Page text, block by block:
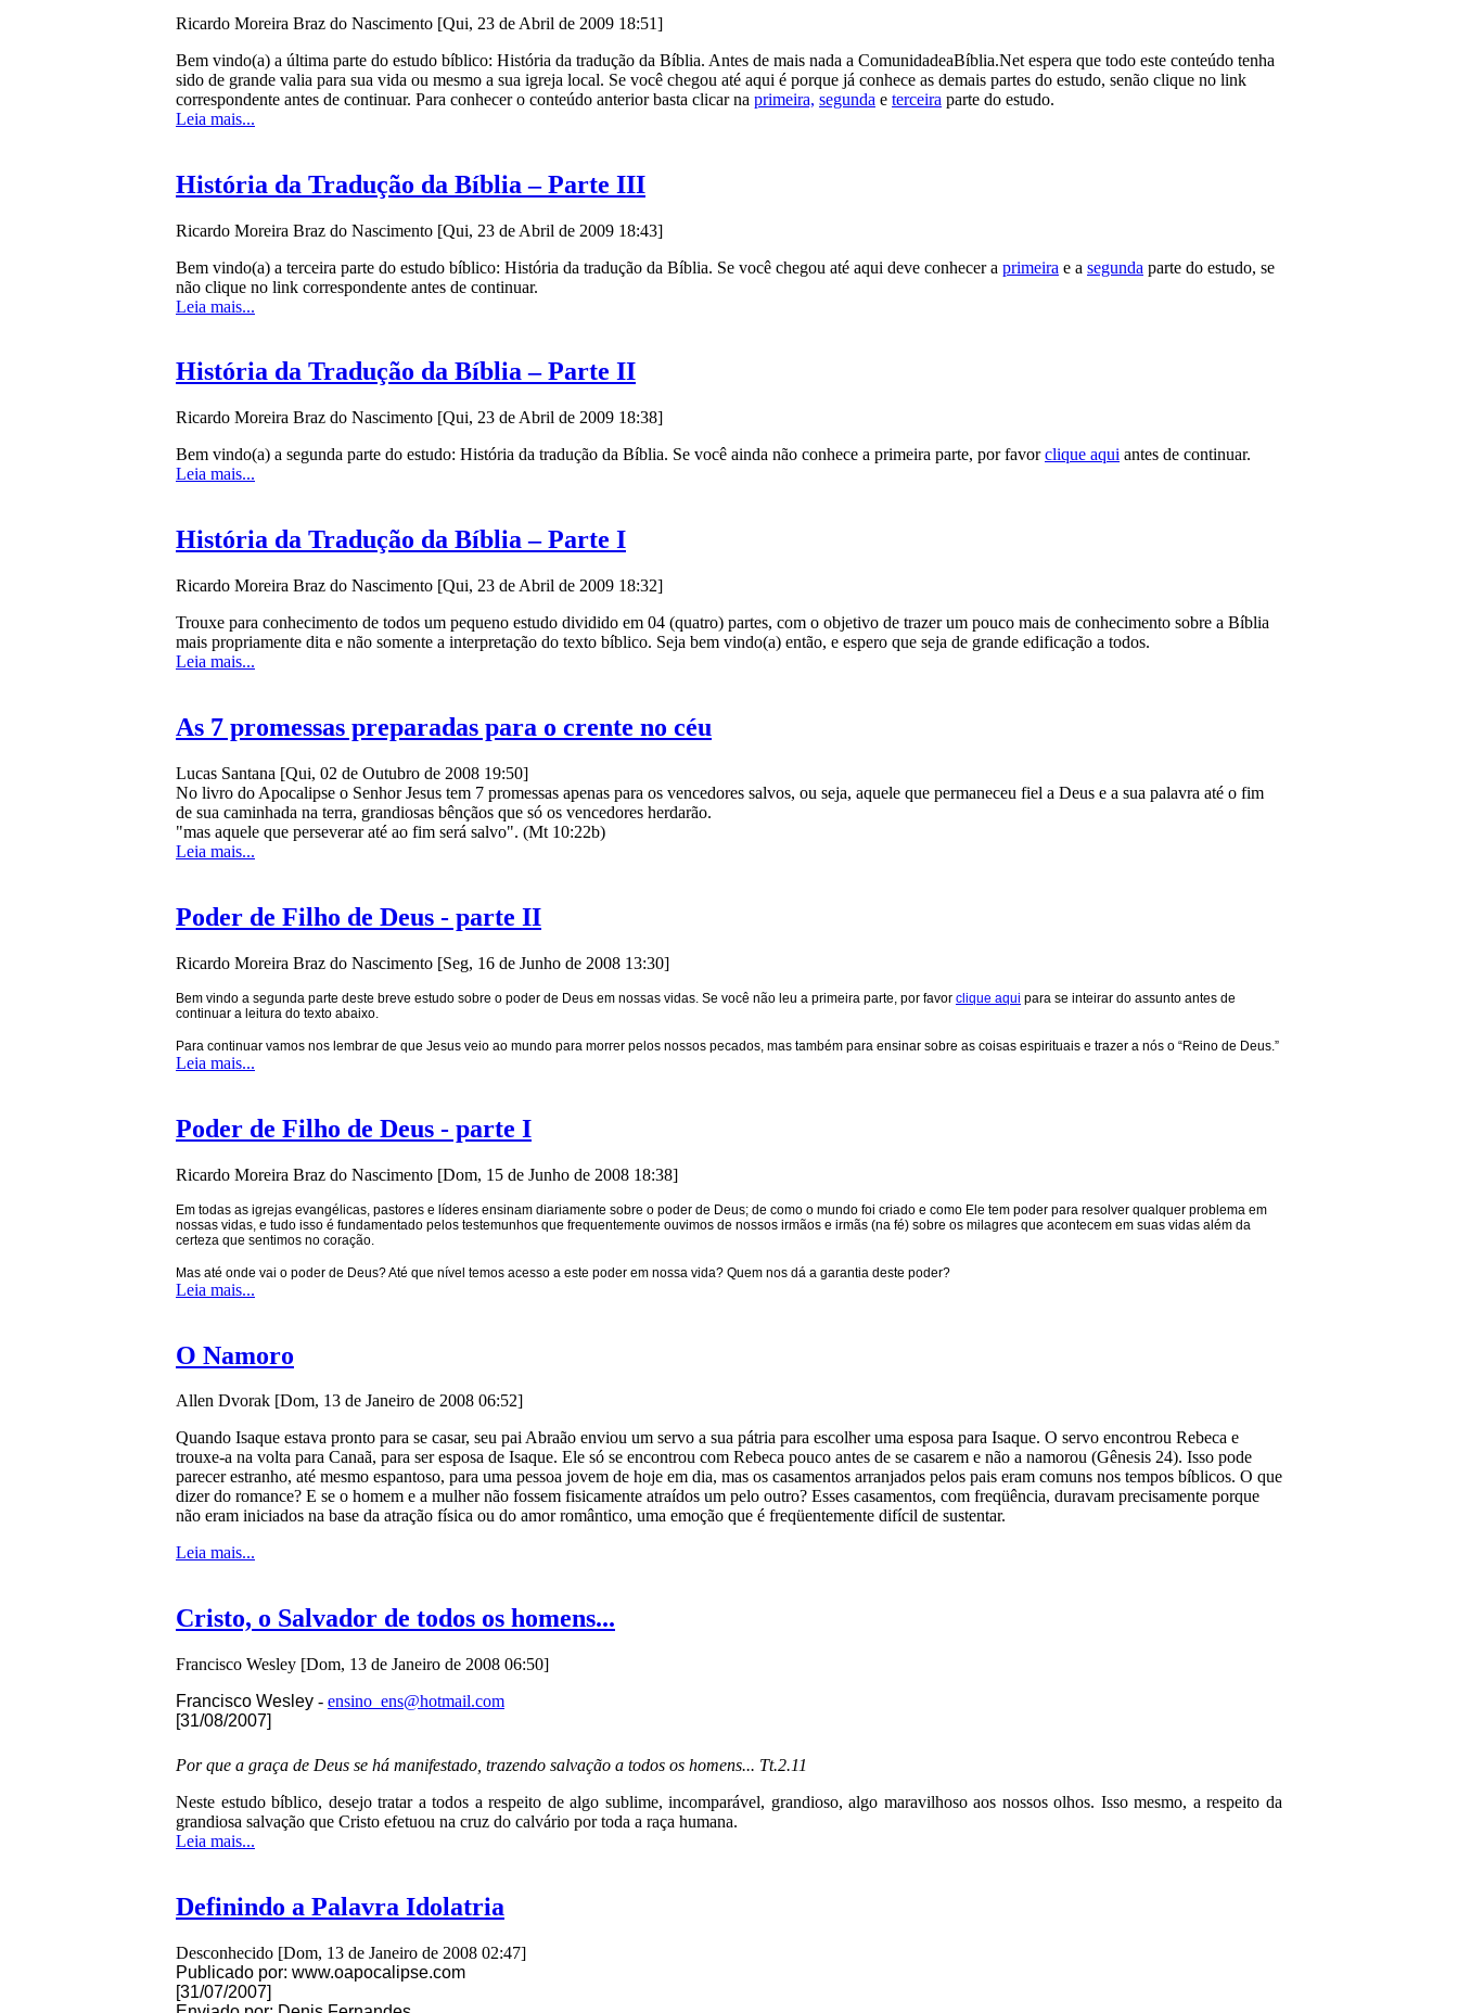
Ricardo Moreira Braz do Nascimento [Qui, 23 de Abril de 2009 18:51]
Bem vindo(a) a última parte do estudo bíblico: História da tradução da Bíblia. Antes de mais nada a ComunidadeaBíblia.Net espera que todo este conteúdo tenha
sido de grande valia para sua vida ou mesmo a sua igreja local. Se você chegou até aqui é porque já conhece as demais partes do estudo, senão clique no link
correspondente antes de continuar. Para conhecer o conteúdo anterior basta clicar na primeira, segunda e terceira parte do estudo.
Leia mais...
História da Tradução da Bíblia – Parte III
Ricardo Moreira Braz do Nascimento [Qui, 23 de Abril de 2009 18:43]
Bem vindo(a) a terceira parte do estudo bíblico: História da tradução da Bíblia. Se você chegou até aqui deve conhecer a primeira e a segunda parte do estudo, se
não clique no link correspondente antes de continuar.
Leia mais...
História da Tradução da Bíblia – Parte II
Ricardo Moreira Braz do Nascimento [Qui, 23 de Abril de 2009 18:38]
Bem vindo(a) a segunda parte do estudo: História da tradução da Bíblia. Se você ainda não conhece a primeira parte, por favorclique aqui antes de continuar.
Leia mais...
História da Tradução da Bíblia – Parte I
Ricardo Moreira Braz do Nascimento [Qui, 23 de Abril de 2009 18:32]
Trouxe para conhecimento de todos um pequeno estudo dividido em 04 (quatro) partes, com o objetivo de trazer um pouco mais de conhecimento sobre a Bíblia
mais propriamente dita e não somente a interpretação do texto bíblico. Seja bem vindo(a) então, e espero que seja de grande edificação a todos.
Leia mais...
As 7 promessas preparadas para o crente no céu
Lucas Santana [Qui, 02 de Outubro de 2008 19:50]
No livro do Apocalipse o Senhor Jesus tem 7 promessas apenas para os vencedores salvos, ou seja, aquele que permaneceu fiel a Deus e a sua palavra até o fim
de sua caminhada na terra, grandiosas bênçãos que só os vencedores herdarão.
"mas aquele que perseverar até ao fim será salvo". (Mt 10:22b)
Leia mais...
Poder de Filho de Deus - parte II
Ricardo Moreira Braz do Nascimento [Seg, 16 de Junho de 2008 13:30]
Bem vindo a segunda parte deste breve estudo sobre o poder de Deus em nossas vidas. Se você não leu a primeira parte, por favor clique aqui para se inteirar do assunto antes de
continuar a leitura do texto abaixo.
Para continuar vamos nos lembrar de que Jesus veio ao mundo para morrer pelos nossos pecados, mas também para ensinar sobre as coisas espirituais e trazer a nós o “Reino de Deus.”
Leia mais...
Poder de Filho de Deus - parte I
Ricardo Moreira Braz do Nascimento [Dom, 15 de Junho de 2008 18:38]
Em todas as igrejas evangélicas, pastores e líderes ensinam diariamente sobre o poder de Deus; de como o mundo foi criado e como Ele tem poder para resolver qualquer problema em
nossas vidas, e tudo isso é fundamentado pelos testemunhos que frequentemente ouvimos de nossos irmãos e irmãs (na fé) sobre os milagres que acontecem em suas vidas além da
certeza que sentimos no coração.
Mas até onde vai o poder de Deus? Até que nível temos acesso a este poder em nossa vida? Quem nos dá a garantia deste poder?
Leia mais...
O Namoro
Allen Dvorak [Dom, 13 de Janeiro de 2008 06:52]
Quando Isaque estava pronto para se casar, seu pai Abraão enviou um servo a sua pátria para escolher uma esposa para Isaque. O servo encontrou Rebeca e
trouxe-a na volta para Canaã, para ser esposa de Isaque. Ele só se encontrou com Rebeca pouco antes de se casarem e não a namorou (Gênesis 24). Isso pode
parecer estranho, até mesmo espantoso, para uma pessoa jovem de hoje em dia, mas os casamentos arranjados pelos pais eram comuns nos tempos bíblicos. O que
dizer do romance? E se o homem e a mulher não fossem fisicamente atraídos um pelo outro? Esses casamentos, com freqüência, duravam precisamente porque
não eram iniciados na base da atração física ou do amor romântico, uma emoção que é freqüentemente difícil de sustentar.
Leia mais...
Cristo, o Salvador de todos os homens...
Francisco Wesley [Dom, 13 de Janeiro de 2008 06:50]
Francisco Wesley - ensino_ens@hotmail.com
[31/08/2007]
Por que a graça de Deus se há manifestado, trazendo salvação a todos os homens... Tt.2.11
Neste estudo bíblico, desejo tratar a todos a respeito de algo sublime, incomparável, grandioso, algo maravilhoso aos nossos olhos. Isso mesmo, a respeito da
grandiosa salvação que Cristo efetuou na cruz do calvário por toda a raça humana.
Leia mais...
Definindo a Palavra Idolatria
Desconhecido [Dom, 13 de Janeiro de 2008 02:47]
Publicado por: www.oapocalipse.com
[31/07/2007]